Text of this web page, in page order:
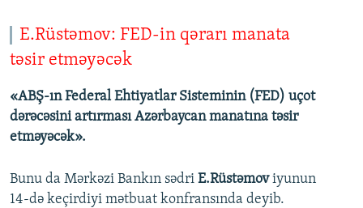
E.Rüstəmov: FED-in qərarı manata
təsir etməyəcək
«ABŞ-ın Federal Ehtiyatlar Sisteminin (FED) uçot
dərəcəsini artırması Azərbaycan manatına təsir
etməyəcək».
Bunu da Mərkəzi Bankın sədri E.Rüstəmoviyunun
14-də keçirdiyi mətbuat konfransında deyib.